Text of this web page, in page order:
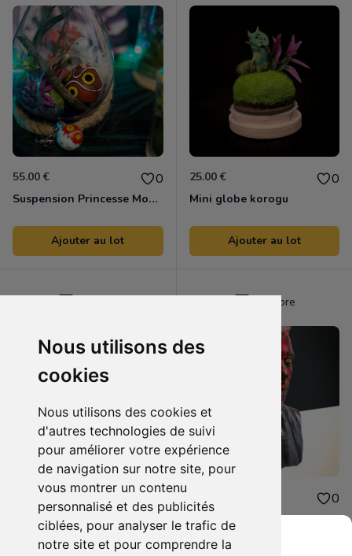
Nous utilisons des
cookies
Nous utilisons des cookies et
d'autres technologies de suivi
pour améliorer votre expérience
de navigation sur notre site, pour
vous montrer un contenu
personnalisé et des publicités
ciblées, pour analyser le trafic de
notre site et pour comprendre la
55.00 € 0
Suspension Princesse Mononoké
Ajouter au lot
25.00 € 0
Mini globe korogu
Ajouter au lot
25.00 €
Noctalia Pokemon
Aurore
0
Buste darth maul